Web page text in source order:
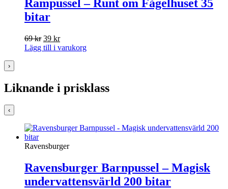
Rampussel – Runt om Fågelhuset 35
bitar
69kr Det
ursprungliga
39 krDet
nuvarande
Lägg till i varukorg
›
Liknande i prisklass
‹
Ravensburger
Ravensburger Barnpussel – Magisk
undervattensvärld 200 bitar